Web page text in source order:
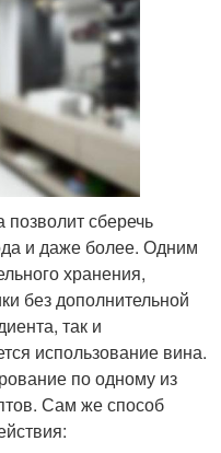
сберечь
и даже более. Одним
хранения,
без дополнительной
так и
использование вина.
по одному из
Сам же способ